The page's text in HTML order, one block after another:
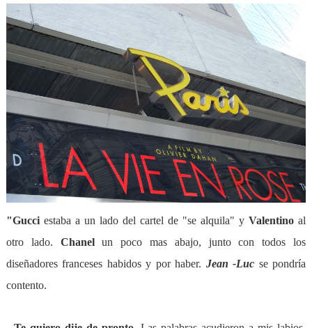
"Gucciestaba a un lado del cartel de "se alquila" yValentino al
otro lado. Chanelun poco mas abajo, junto con todos los
diseñadores franceses habidos y por haber. Jean -Luc se pondría
contento.